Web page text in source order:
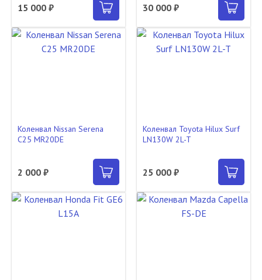
15 000 ₽ 30 000 ₽
Коленвал Nissan Serena
C25 MR20DE
2 000 ₽
Коленвал Toyota Hilux Surf
LN130W 2L-T
25 000 ₽